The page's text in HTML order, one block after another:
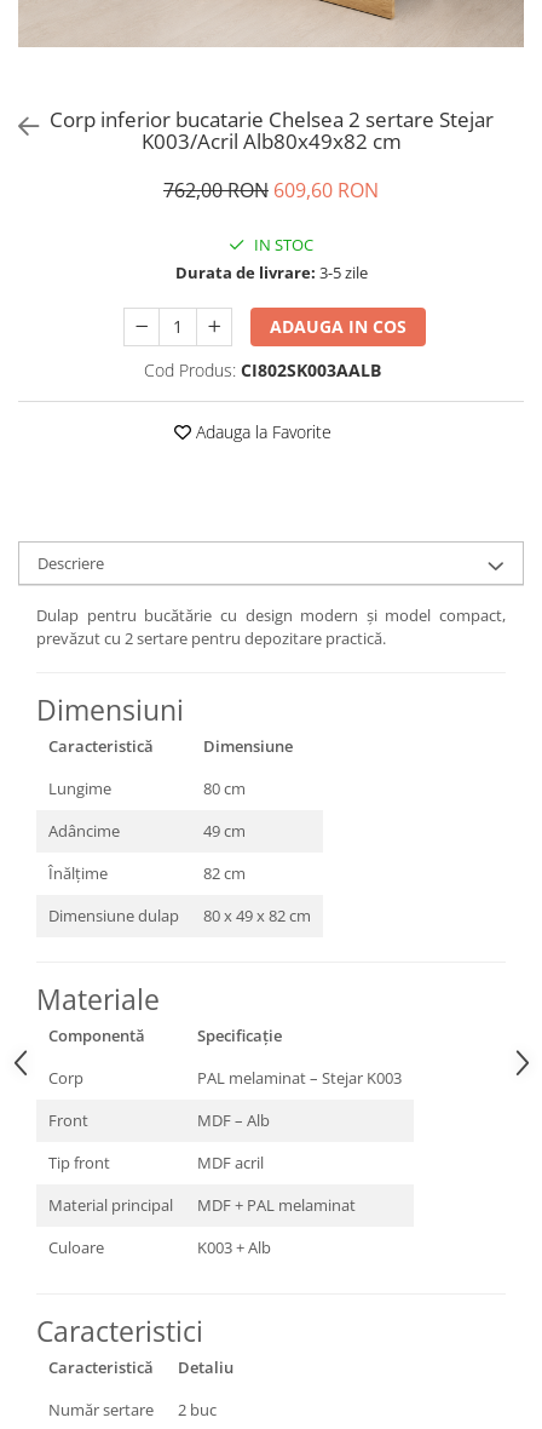
Corp inferior bucatarie Chelsea 2 sertare Stejar
K003/Acril Alb80x49x82 cm
762,00 RON 609,60 RON
IN STOC
Durata de livrare: 3-5 zile
ADAUGA IN COS
Cod Produs: CI802SK003AALB
Adauga la Favorite
Descriere
Dulap pentru bucătărie cu design modern și model compact,
prevăzut cu 2 sertare pentru depozitare practică.
Dimensiuni
Caracteristică
Dimensiune
Lungime
80 cm
Adâncime
49 cm
Înălțime
82 cm
Dimensiune dulap
80 x 49 x 82 cm
Materiale
Componentă
Specificație
Corp
PAL melaminat – Stejar K003
Front
MDF – Alb
Tip front
MDF acril
Material principal
MDF + PAL melaminat
Culoare
K003 + Alb
Caracteristici
Caracteristică
Detaliu
Număr sertare
2 buc